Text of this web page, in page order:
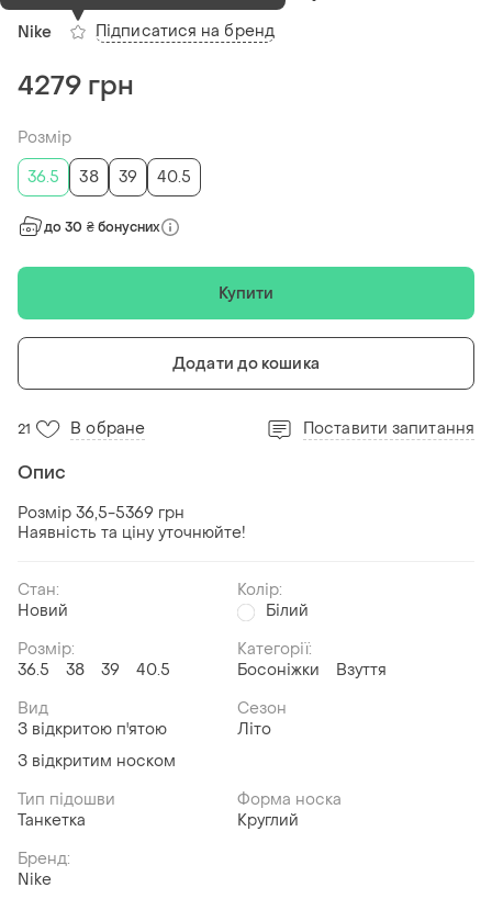
Nike Підписатися на бренд
4279 грн
Розмір
36.5
38 39 40.5
до 30 ₴ бонусних
Купити
Додати до кошика
21 В обране Поставити запитання
Опис
Розмір 36,5-5369 грн
Наявність та ціну уточнюйте!
Стан:
Новий
Колір:
Білий
Розмір:
36.5
38 39 40.5
Категорії:
Босоніжки
Взуття
Вид
З відкритою п'ятою
З відкритим носком
Сезон
Літо
Тип підошви
Танкетка
Форма носка
Круглий
Бренд:
Nike